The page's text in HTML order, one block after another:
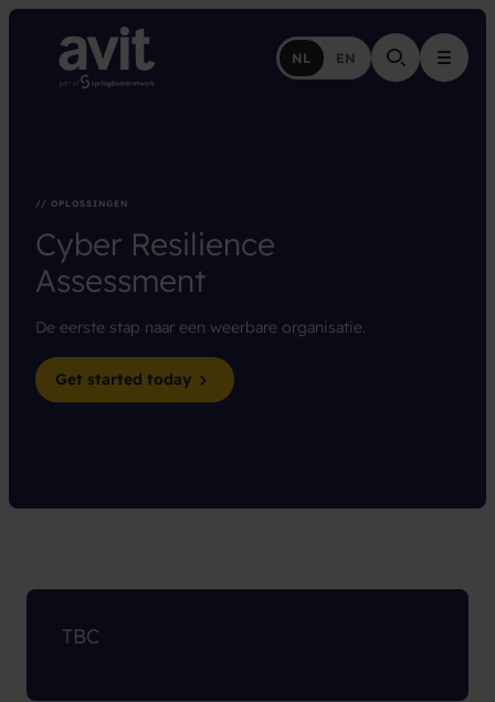
NL EN Menu
// OPLOSSINGEN
Cyber Resilience
Assessment
De eerste stap naar een weerbare organisatie.
Get started today
TBC